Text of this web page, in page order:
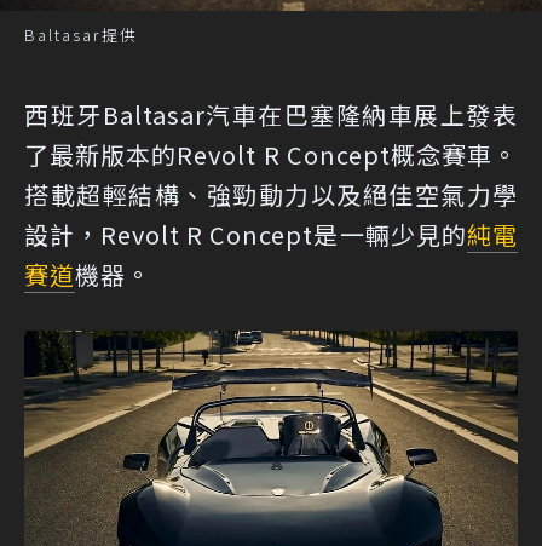
Baltasar提供
西班牙Baltasar汽車在巴塞隆納車展上發表
了最新版本的Revolt R Concept概念賽車。
搭載超輕結構、強勁動力以及絕佳空氣力學
設計，Revolt R Concept是一輛少見的純電
賽道機器。